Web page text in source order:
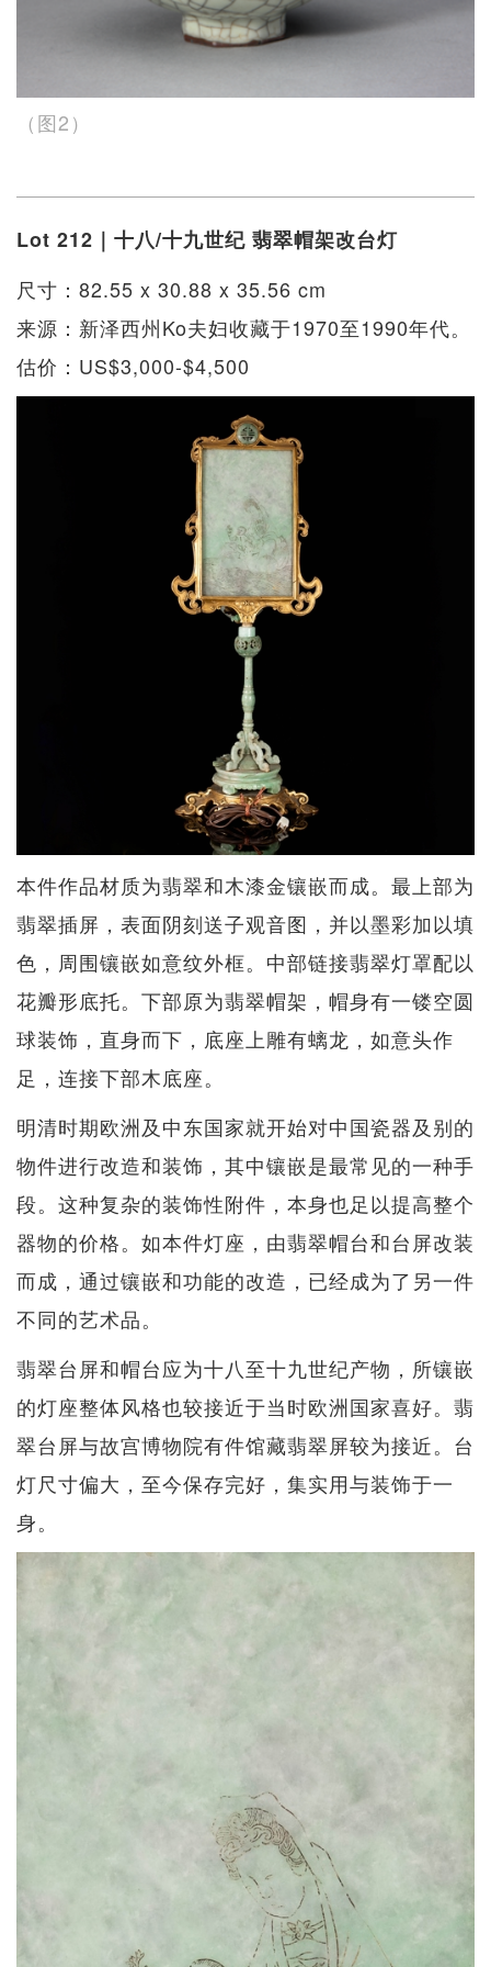
（图2）
Lot 212｜十八/十九世纪 翡翠帽架改台灯
尺寸：82.55 x 30.88 x 35.56 cm
来源：新泽西州Ko夫妇收藏于1970至1990年代。
估价：US$3,000-$4,500
本件作品材质为翡翠和木漆金镶嵌而成。最上部为
翡翠插屏，表面阴刻送子观音图，并以墨彩加以填
色，周围镶嵌如意纹外框。中部链接翡翠灯罩配以
花瓣形底托。下部原为翡翠帽架，帽身有一镂空圆
球装饰，直身而下，底座上雕有螭龙，如意头作
足，连接下部木底座。
明清时期欧洲及中东国家就开始对中国瓷器及别的
物件进行改造和装饰，其中镶嵌是最常见的一种手
段。这种复杂的装饰性附件，本身也足以提高整个
器物的价格。如本件灯座，由翡翠帽台和台屏改装
而成，通过镶嵌和功能的改造，已经成为了另一件
不同的艺术品。
翡翠台屏和帽台应为十八至十九世纪产物，所镶嵌
的灯座整体风格也较接近于当时欧洲国家喜好。翡
翠台屏与故宫博物院有件馆藏翡翠屏较为接近。台
灯尺寸偏大，至今保存完好，集实用与装饰于一
身。